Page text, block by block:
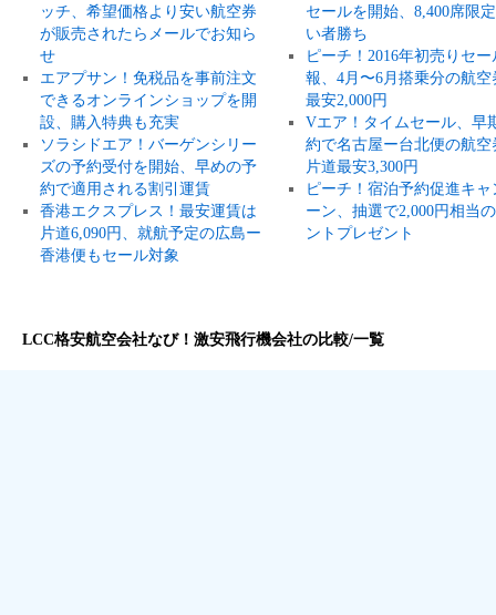
ッチ、希望価格より安い航空券
が販売されたらメールでお知ら
せ
エアプサン！免税品を事前注文
できるオンラインショップを開
設、購入特典も充実
ソラシドエア！バーゲンシリー
ズの予約受付を開始、早めの予
約で適用される割引運賃
香港エクスプレス！最安運賃は
片道6,090円、就航予定の広島ー
香港便もセール対象
セールを開始、8,400席限
い者勝ち
ピーチ！2016年初売りセー
報、4月〜6月搭乗分の航空
最安2,000円
Vエア！タイムセール、早
約で名古屋ー台北便の航空
片道最安3,300円
ピーチ！宿泊予約促進キャ
ーン、抽選で2,000円相当
ントプレゼント
LCC格安航空会社なび！激安飛行機会社の比較/一覧